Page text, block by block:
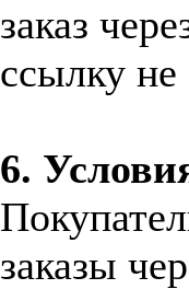
заказ
ссылку не
6.
заказы